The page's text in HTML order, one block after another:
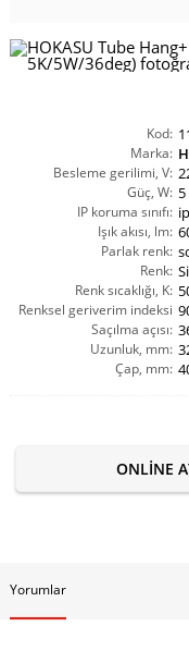
Kod:
Marka:
Besleme gerilimi, V:
Güç, W: 5
IP koruma sınıfı:
Işık akısı, lm:
Parlak renk:
Renk:
Renk sıcaklığı, K:
Renksel geriverim indeksi
CRI(Ra):
Saçılma açısı:
Uzunluk, mm:
Çap, mm:
ONLINE
Yorumlar